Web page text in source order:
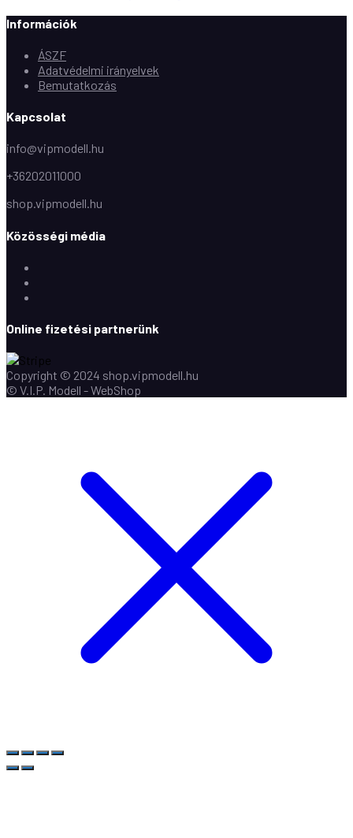
Információk
ÁSZF
Adatvédelmi irányelvek
Bemutatkozás
Kapcsolat
info@vipmodell.hu
+36202011000
shop.vipmodell.hu
Közösségi média
Online fizetési partnerünk
Copyright © 2024 shop.vipmodell.hu
© V.I.P. Modell - WebShop